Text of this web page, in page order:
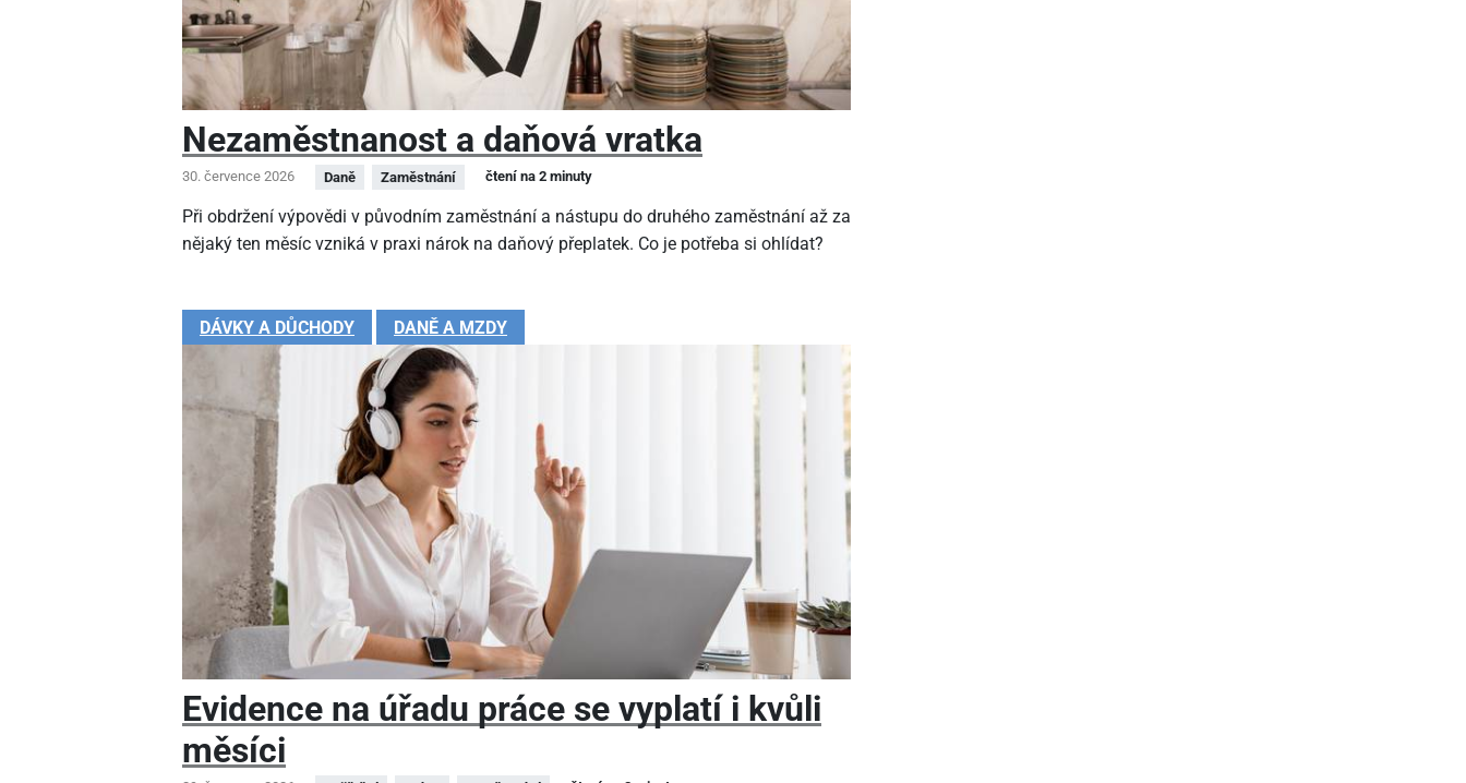
Nezaměstnanost a daňová vratka
30. července 2026 Daně Zaměstnání čtení na 2 minuty
Při obdržení výpovědi v původním zaměstnání a nástupu do druhého zaměstnání až za
nějaký ten měsíc vzniká v praxi nárok na daňový přeplatek. Co je potřeba si ohlídat?
DÁVKY A DŮCHODY DANĚ A MZDY
Evidence na úřadu práce se vyplatí i kvůli
měsíci